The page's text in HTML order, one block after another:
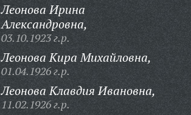
Леонова Ирина
Александровна,
03.10.1923 г.р.
Леонова Кира Михайловна,
01.04.1926 г.р.
Леонова Клавдия Ивановна,
11.02.1926 г.р.